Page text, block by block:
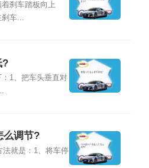
刹车踏板向上
刹车...
?
1、把车头垂直对
么调节?
法就是：1、将车停